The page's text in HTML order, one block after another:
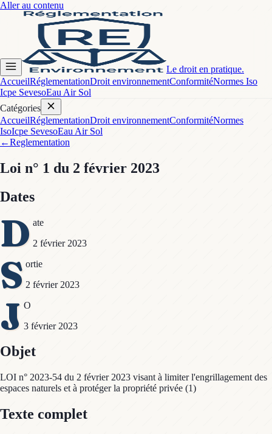
Aller au contenu
Le droit en pratique.
AccueilRéglementationDroit environnementConformitéNormes Iso
Icpe SevesoEau Air Sol
Catégories
AccueilRéglementationDroit environnementConformitéNormes
IsoIcpe SevesoEau Air Sol
←Reglementation
Loi n° 1 du 2 février 2023
Dates
D ate
2 février 2023
S ortie
2 février 2023
J O
3 février 2023
Objet
LOI n° 2023-54 du 2 février 2023 visant à limiter l'engrillagement des
espaces naturels et à protéger la propriété privée (1)
Texte complet